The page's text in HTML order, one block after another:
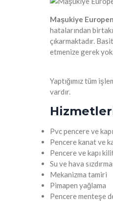
Maşukiye
hatalarından
çıkarmaktadır.
etmenize gerek
Yaptığımız tüm
vardır.
Pvc pencere ve
Pencere kanat ve
Pencere ve kapı
Su ve hava
Mekanizma tamiri
Pimapen yağlama
Pencere menteşe